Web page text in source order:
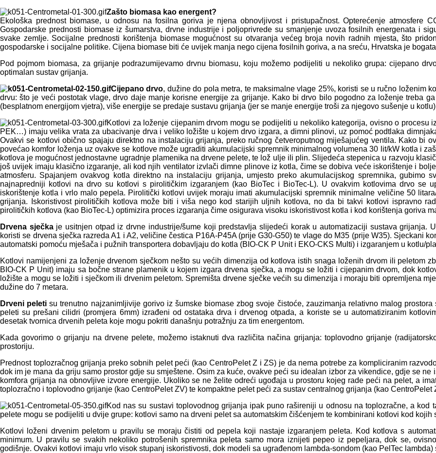
Zašto biomasa kao energent?
Ekološka prednost biomase, u odnosu na fosilna goriva je njena obnovljivost i pristupačnost. Opterećenje atmosfere
Gospodarske prednosti biomase iz šumarstva, drvne industrije i poljoprivrede su smanjenje uvoza fosilnih energenata i
svake zemlje. Socijalne prednosti korištenja biomase mogućnost su otvaranja većeg broja novih radnih mjesta, što
gospodarske i socijalne politike. Cijena biomase biti će uvijek manja nego cijena fosilnih goriva, a na sreću, Hrvatska je
Pod pojmom biomasa, za grijanje podrazumijevamo drvnu biomasu, koju možemo podijeliti u nekoliko grupa: cijepano
optimalan sustav grijanja.
Cijepano drvo, dužine do pola metra, te maksimalne vlage 25%, koristi se u ručno loženim
drvu: što je veći postotak vlage, drvo daje manje korisne energije za grijanje. Kako bi drvo bilo pogodno za loženje treba
(besplatnom energijom vjetra), više energije se predaje sustavu grijanja (jer se manje energije troši za njegovo sušenje u
Kotlovi za loženje cijepanim drvom mogu se podijeliti u nekoliko kategorija, ovisno o procesu
PEK…) imaju velika vrata za ubacivanje drva i veliko ložište u kojem drvo izgara, a dimni plinovi, uz pomoć podtlaka
Ovakvi se kotlovi obično spajaju direktno na instalaciju grijanja, preko ručnog četveroputnog miješajućeg ventila. Kako bi
povećao komfor loženja uz ovakve se kotlove može ugraditi akumulacijski spremnik minimalnog volumena 30 lit/kW kotla i
kotlova je mogućnost jednostavne ugradnje plamenika na drvene pelete, te lož ulje ili plin. Slijedeća stepenica u razvoju
još uvijek imaju klasično izgaranje, ali kod njih ventilator izvlači dimne plinove iz kotla, čime se dobiva veće iskorištenje i
atmosferu. Spajanjem ovakvog kotla direktno na instalaciju grijanja, umjesto preko akumulacijskog spremnika, gubimo
najnapredniji kotlovi na drvo su kotlovi s pirolitičkim izgaranjem (kao BioTec i BioTec-L). U ovakvim kotlovima drvo se
iskorištenje kotla i vrlo malo pepela. Pirolitički kotlovi uvijek moraju imati akumulacijski spremnik minimalne veličine 50
grijanja. Iskoristivost pirolitičkih kotlova može biti i viša nego kod starijih uljnih kotlova, no da bi takvi kotlovi ispravno
pirolitičkih kotlova (kao BioTec-L) optimizira proces izgaranja čime osigurava visoku iskoristivost kotla i kod korištenja goriva
Drvena sječkaje usitnjen otpad iz drvne industrije/šume koji predstavlja slijedeći korak u automatizaciji sustava grijanja.
koristi se drvena sječka razreda A1 i A2, veličine čestica P16A-P45A (prije G30-G50) te vlage do M35 (prije W35). Sjeckani
automatski pomoću mješača i pužnih transportera dobavljaju do kotla (BIO-CK P Unit i EKO-CKS Multi) i izgaranjem u kotlu/
Kotlovi namijenjeni za loženje drvenom sječkom nešto su većih dimenzija od kotlova istih snaga loženih drvom ili peletom
BIO-CK P Unit) imaju sa bočne strane plamenik u kojem izgara drvena sječka, a mogu se ložiti i cijepanim drvom, dok
ložište a mogu se ložiti i sječkom ili drvenim peletom. Spremišta drvene sječke većih su dimenzija i moraju biti opremljena
dužine do 7 metara.
Drveni peleti su trenutno najzanimljivije gorivo iz šumske biomase zbog svoje čistoće, zauzimanja relativno malog
peleti su prešani cilidri (promjera 6mm) izrađeni od ostataka drva i drvenog otpada, a koriste se u automatiziranim
desetak tvornica drvenih peleta koje mogu pokriti današnju potražnju za tim energentom.
Kada govorimo o grijanju na drvene pelete, možemo istaknuti dva različita načina grijanja: toplovodno grijanje
prostoriju.
Prednost toplozračnog grijanja preko sobnih pelet peći (kao CentroPelet Z i ZS) je da nema potrebe za kompliciranim
dok im je mana da griju samo prostor gdje su smještene. Osim za kuće, ovakve peći su idealan izbor za vikendice, gdje se
komfora grijanja na obnovljive izvore energije. Ukoliko se ne želite odreći ugođaja u prostoru kojeg rade peći na pelet, a
toplozračno i toplovodno grijanje (kao CentroPelet ZV) te kompaktne pelet peći za sustav centralnog grijanja (kao CentroPelet
Kod nas su sustavi toplovodnog grijanja ipak puno rašireniji u odnosu na toplozračne, a
pelete mogu se podijeliti u dvije grupe: kotlovi samo na drveni pelet sa automatskim čišćenjem te kombinirani kotlovi kod
Kotlovi loženi drvenim peletom u pravilu se moraju čistiti od pepela koji nastaje izgaranjem peleta. Kod kotlova s
minimum. U pravilu se svakih nekoliko potrošenih spremnika peleta samo mora iznijeti pepeo iz pepeljara, dok se,
godišnje. Ovakvi kotlovi imaju vrlo visok stupanj iskoristivosti, dok modeli sa ugrađenom lambda-sondom (kao PelTec